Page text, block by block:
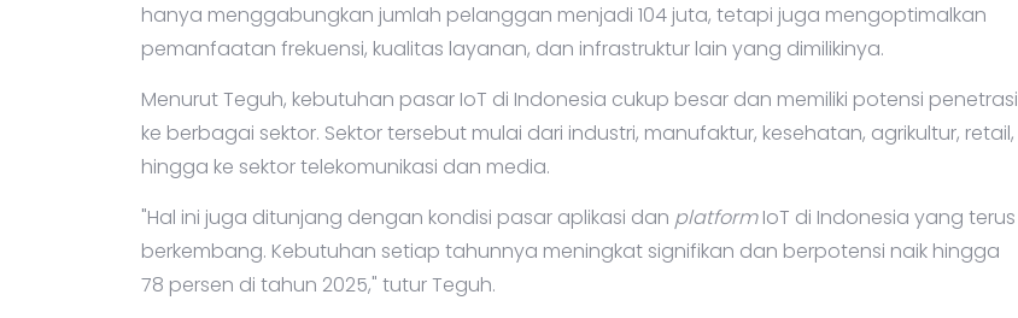
hanya menggabungkan jumlah pelanggan menjadi 104 juta, tetapi juga mengoptimalkan
pemanfaatan frekuensi, kualitas layanan, dan infrastruktur lain yang dimilikinya.
Menurut Teguh, kebutuhan pasar IoT di Indonesia cukup besar dan memiliki potensi penetrasi
ke berbagai sektor. Sektor tersebut mulai dari industri, manufaktur, kesehatan, agrikultur, retail,
hingga ke sektor telekomunikasi dan media.
"Hal ini juga ditunjang dengan kondisi pasar aplikasi dan platformIoT di Indonesia yang terus
berkembang. Kebutuhan setiap tahunnya meningkat signifikan dan berpotensi naik hingga
78 persen di tahun 2025," tutur Teguh.